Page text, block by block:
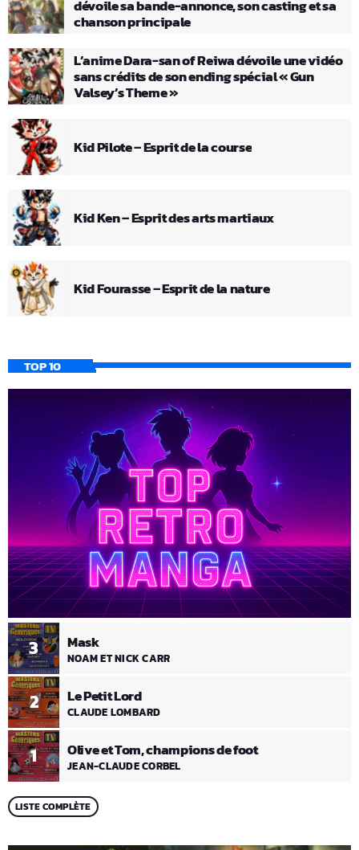
dévoile sa bande-annonce, son casting et sa
chanson principale
L’anime Dara-san of Reiwa dévoile une vidéo
sans crédits de son ending spécial « Gun
Valsey’s Theme »
Kid Pilote – Esprit de la course
Kid Ken – Esprit des arts martiaux
Kid Fourasse – Esprit de la nature
TOP 10
1 Olive et Tom, champions de foot
JEAN-CLAUDE CORBEL
2 Le Petit Lord
CLAUDE LOMBARD
3 Mask
NOAM ET NICK CARR
LISTE COMPLÈTE